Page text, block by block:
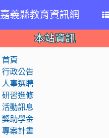
嘉義縣教育資訊網
本站資訊
首頁
行政公告
人事選聘
研習進修
活動訊息
獎助學金
專案計畫